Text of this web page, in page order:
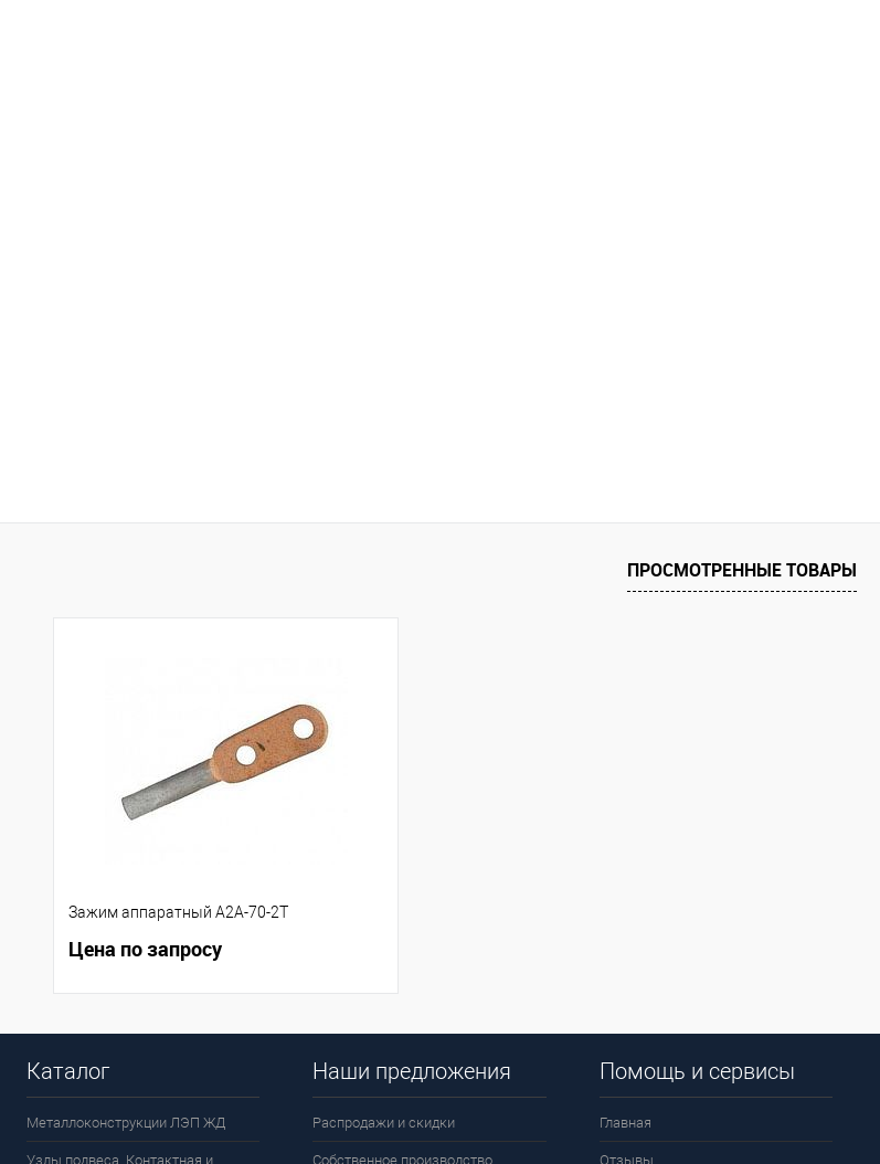
ПРОСМОТРЕННЫЕ ТОВАРЫ
Зажим аппаратный А2А-70-2Т
Цена по запросу
Каталог
Металлоконструкции ЛЭП ЖД
Узлы подвеса. Контактная и
Наши предложения
Распродажи и скидки
Собственное производство
Помощь и сервисы
Главная
Отзывы